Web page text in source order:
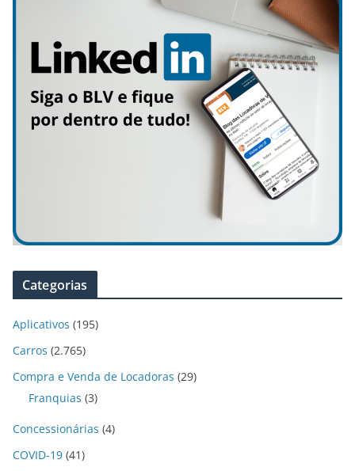
Categorias
Aplicativos (195)
Carros (2.765)
Compra e Venda de Locadoras (29)
Franquias (3)
Concessionárias (4)
COVID-19 (41)